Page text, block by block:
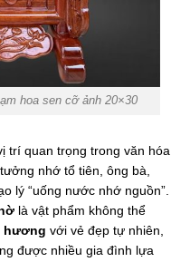
hoa sen cỡ ảnh 20×30
trí quan trọng trong văn hóa
nhớ tổ tiên, ông bà,
lý “uống nước nhớ nguồn”.
là vật phẩm không thể
hương với vẻ đẹp tự nhiên,
được nhiều gia đình lựa